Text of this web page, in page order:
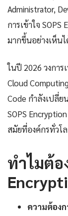
Administrator,
การเข้าใจ
มากขึ้นอย่างเห็น
ในปี 2026 วงการ
Cloud
Code กำลังเปลี่
SOPS
สมัยที่องค์กรทั่วโ
ทำไมต้อ
ความต้อง